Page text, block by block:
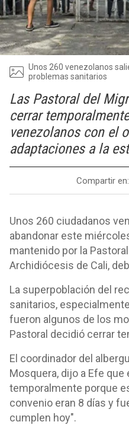
Unos 260 venezolanos
problemas sanitarios
Las Pastoral del
cerrar
venezolanos con el
adaptaciones a la
Compartir en:
Unos 260 ciudadanos
abandonar este
mantenido por la
Archidiócesis de Cali,
La superpoblación del
sanitarios,
fueron algunos de los
Pastoral decidió cerrar
El coordinador del
Mosquera, dijo a Efe que
temporalmente porque
convenio eran 8 días y
cumplen hoy".